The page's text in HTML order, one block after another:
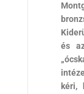
és
kéri,